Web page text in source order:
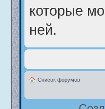
которые
ней.
Список форумов